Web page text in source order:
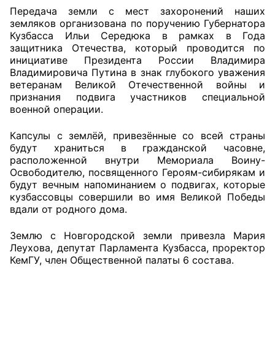
Главная
Общественные советы
Общественные советы при территориальных
исполнительной власти
Общественные советы по проведению
независимой оценки качества условий
оказания услуг
Структура Палаты
Передача земли с мест захоронений наших
земляков организована по поручению Губернатора
Кузбасса Ильи Середюка в рамках в Года
защитника Отечества, который проводится по
инициативе Президента России Владимира
Владимировича Путина в знак глубокого уважения
ветеранам Великой Отечественной войны и
признания подвига участников специальной
военной операции.
Капсулы с землёй, привезённые со всей страны
будут храниться в гражданской часовне,
расположенной внутри Мемориала Воину-
Освободителю, посвященного Героям-сибирякам и
будут вечным напоминанием о подвигах, которые
кузбассовцы совершили во имя Великой Победы
вдали от родного дома.
Землю с Новгородской земли привезла Мария
Леухова, депутат Парламента Кузбасса, проректор
КемГУ, член Общественной палаты 6 состава.